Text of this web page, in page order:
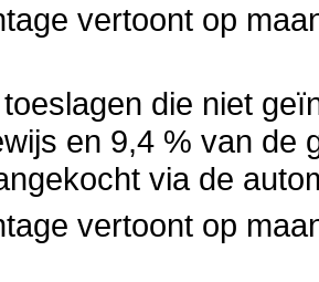
vertoont op
die niet
en 9,4 % van de
via de
vertoont op